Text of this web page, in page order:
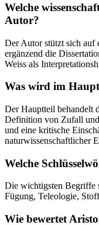
Welche
Autor?
Der Autor stützt sich auf
ergänzend die
Weiss als
Was wird im
Der Hauptteil behandelt
Definition von Zufall
und eine kritische
naturwissenschaftlicher
Welche
Die wichtigsten Begriffe
Fügung, Teleologie,
Wie bewertet